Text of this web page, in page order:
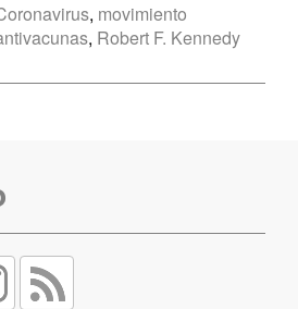
, movimiento
, Robert F. Kennedy